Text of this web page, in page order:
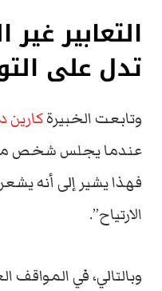
التعابير
تدل على
وتابعت الخبيرةكارين
عندما يجلس شخص ما
فهذا يشير إلى أنه
الارتياح”.
وبالتالي، في المواقف